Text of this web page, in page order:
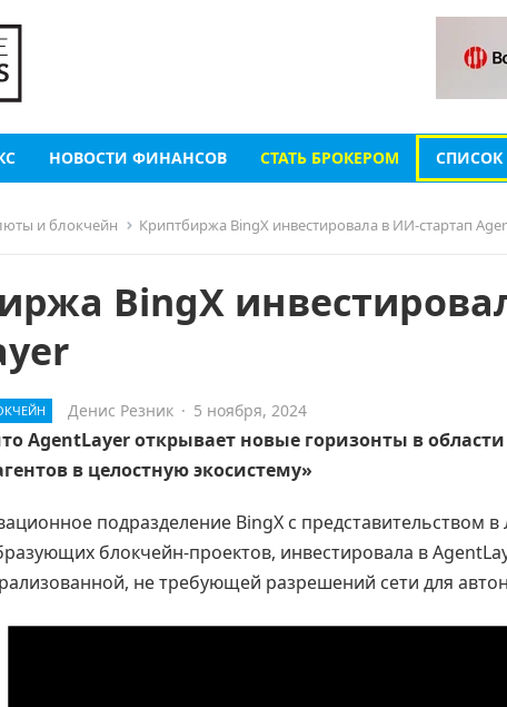
НОВОСТИ ФИНАНСОВ СТАТЬ БРОКЕРОМ СПИСОК
и блокчейн Криптбиржа BingX инвестировала в ИИ-стартап
BingX
Денис Резник · 5 ноября, 2024
AgentLayer открывает новые горизонты в
в целостную экосистему»
подразделение BingX с
блокчейн-проектов, инвестировала в
не требующей разрешений сети для